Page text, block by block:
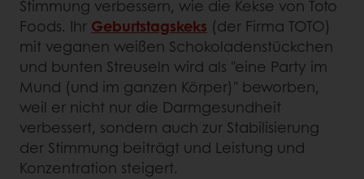
Stimmung verbessern, wie die Kekse von Toto
Foods. Ihr Geburtstagskeks (der Firma TOTO)
mit veganen weißen Schokoladenstückchen
und bunten Streuseln wird als "eine Party im
Mund (und im ganzen Körper)" beworben,
weil er nicht nur die Darmgesundheit
verbessert, sondern auch zur Stabilisierung
der Stimmung beiträgt und Leistung und
Konzentration steigert.